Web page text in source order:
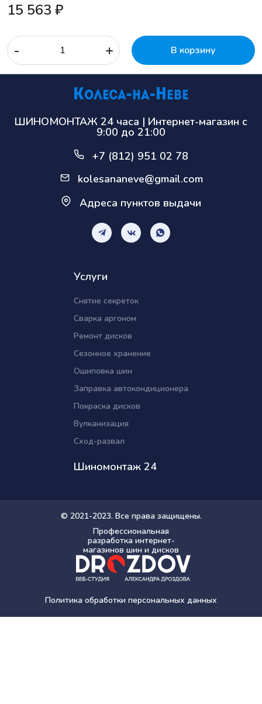
15 563 ₽
- + В корзину
ШИНОМОНТАЖ 24 часа | Интернет-магазин с
9:00 до 21:00
+7 (812) 951 02 78
kolesananeve@gmail.com
Адреса пунктов выдачи
Услуги
Снятие секреток
Сварка аргоном
Ремонт дисков
Сезонное хранение
Ошиповка шин
Заправка автокондиционера
Покраска дисков
Вулканизация
Сход-развал
Шиномонтаж 24
© 2021-2023. Все права защищены.
Профессиональная
разработка интернет-
магазинов шин и дисков
Политика обработки персональных данных